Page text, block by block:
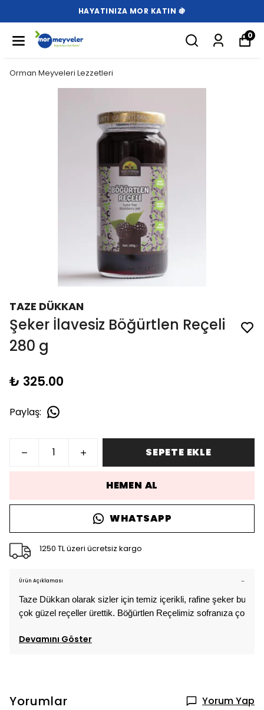
HAYATINIZA MOR KATIN 🍇
0
Orman Meyveleri Lezzetleri
TAZE DÜKKAN
Şeker İlavesiz Böğürtlen Reçeli
280 g
₺ 325.00
Paylaş:
SEPETE EKLE
HEMEN AL
WHATSAPP
1250 TL üzeri ücretsiz kargo
Ürün Açıklaması
Taze Dükkan olarak sizler için temiz içerikli, rafine şeker
çok güzel reçeller ürettik. Böğürtlen Reçelimiz sofranıza çok
Devamını Göster
Yorumlar Yorum Yap